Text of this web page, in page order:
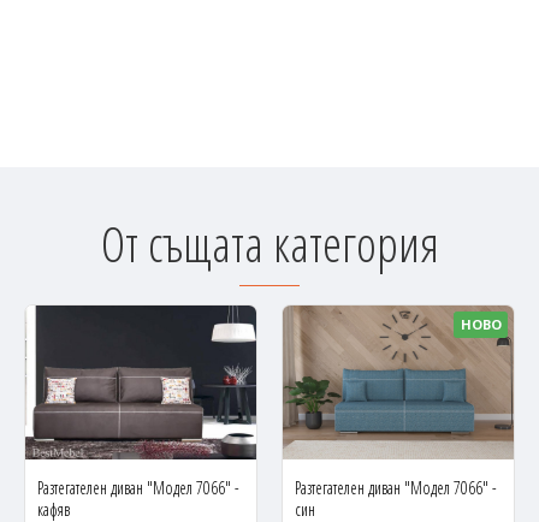
От същата категория
Разтегателен диван "Модел 7066" -
кафяв
НОВО
Разтегателен диван "Модел 7066" -
син